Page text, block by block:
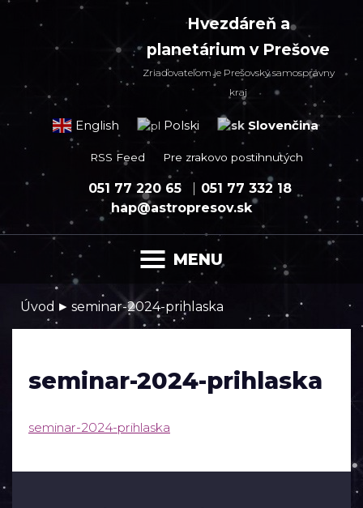
Hvezdáreň a
planetárium v Prešove
Zriaďovateľom je Prešovský samosprávny
kraj
English Polski Slovenčina
Pre zrakovo postihnutých
RSS Feed
051 77 220 65
051 77 332 18
hap@astropresov.sk
MENU
Úvod ▸ seminar-2024-prihlaska
seminar-2024-prihlaska
seminar-2024-prihlaska